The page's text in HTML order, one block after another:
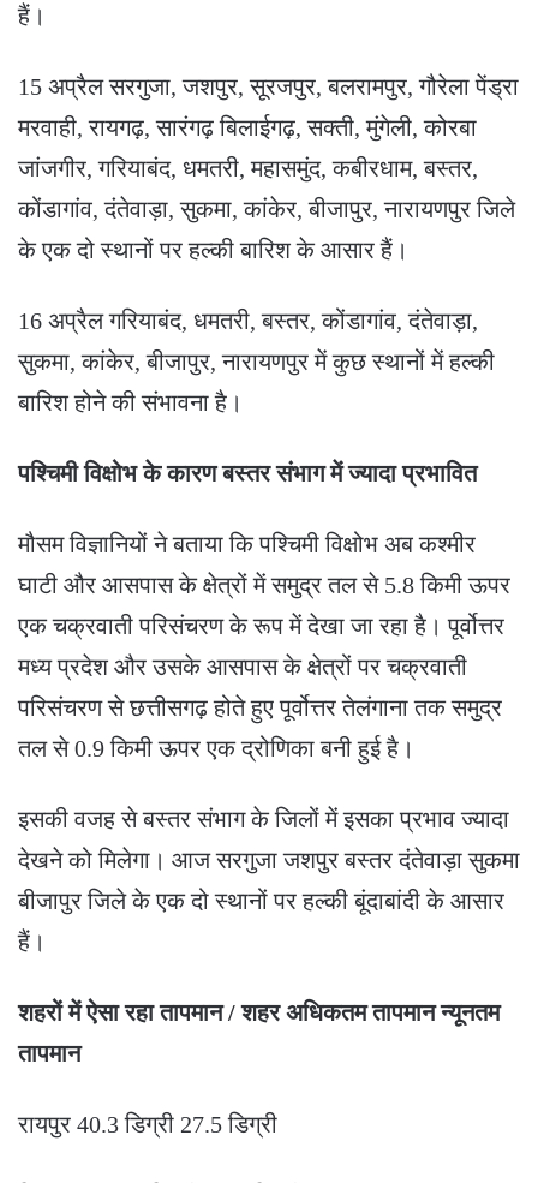
हैं।
15 अप्रैल सरगुजा, जशपुर, सूरजपुर, बलरामपुर, गौरेला पेंड्रा
मरवाही, रायगढ़, सारंगढ़ बिलाईगढ़, सक्ती, मुंगेली, कोरबा
जांजगीर, गरियाबंद, धमतरी, महासमुंद, कबीरधाम, बस्तर,
कोंडागांव, दंतेवाड़ा, सुकमा, कांकेर, बीजापुर, नारायणपुर जिले
के एक दो स्थानों पर हल्की बारिश के आसार हैं।
16 अप्रैल गरियाबंद, धमतरी, बस्तर, कोंडागांव, दंतेवाड़ा,
सुकमा, कांकेर, बीजापुर, नारायणपुर में कुछ स्थानों में हल्की
बारिश होने की संभावना है।
पश्चिमी विक्षोभ के कारण बस्तर संभाग में ज्यादा प्रभावित
मौसम विज्ञानियों ने बताया कि पश्चिमी विक्षोभ अब कश्मीर
घाटी और आसपास के क्षेत्रों में समुद्र तल से 5.8 किमी ऊपर
एक चक्रवाती परिसंचरण के रूप में देखा जा रहा है। पूर्वोत्तर
मध्य प्रदेश और उसके आसपास के क्षेत्रों पर चक्रवाती
परिसंचरण से छत्तीसगढ़ होते हुए पूर्वोत्तर तेलंगाना तक समुद्र
तल से 0.9 किमी ऊपर एक द्रोणिका बनी हुई है।
इसकी वजह से बस्तर संभाग के जिलों में इसका प्रभाव ज्यादा
देखने को मिलेगा। आज सरगुजा जशपुर बस्तर दंतेवाड़ा सुकमा
बीजापुर जिले के एक दो स्थानों पर हल्की बूंदाबांदी के आसार
हैं।
शहरों में ऐसा रहा तापमान / शहर अधिकतम तापमान न्यूनतम
तापमान
रायपुर 40.3 डिग्री 27.5 डिग्री